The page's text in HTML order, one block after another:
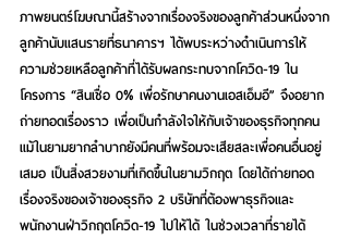
ภาพยนตร์โฆษณานี้สร้างจากเรื่องจริงของลูกค้าส่วนหนึ่งจาก
ลูกค้านับแสนรายที่ธนาคารฯ ได้พบระหว่างดำเนินการให้
ความช่วยเหลือลูกค้าที่ได้รับผลกระทบจากโควิด-19 ใน
โครงการ “สินเชื่อ 0% เพื่อรักษาคนงานเอสเอ็มอี” จึงอยาก
ถ่ายทอดเรื่องราว เพื่อเป็นกำลังใจให้กับเจ้าของธุรกิจทุกคน
แม้ในยามยากลำบากยังมีคนที่พร้อมจะเสียสละเพื่อคนอื่นอยู่
เสมอ เป็นสิ่งสวยงามที่เกิดขึ้นในยามวิกฤต โดยได้ถ่ายทอด
เรื่องจริงของเจ้าของธุรกิจ 2 บริษัทที่ต้องพาธุรกิจและ
พนักงานฝ่าวิกฤตโควิด-19 ไปให้ได้ ในช่วงเวลาที่รายได้